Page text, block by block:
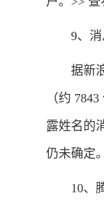
9、消息
据新浪
（约
露姓名的
仍未确定
10、腾